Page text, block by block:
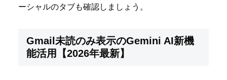
ーシャルのタブも確認しましょう。
Gmail未読のみ表示のGemini AI新機
能活用【2026年最新】